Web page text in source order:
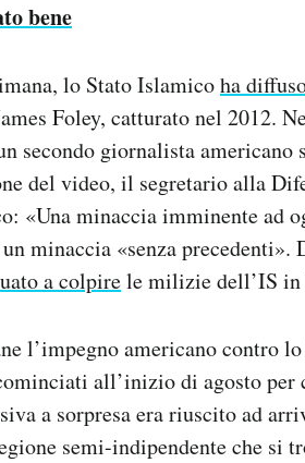
bene
lo Stato Islamicoha
Foley, catturato nel 2012.
secondo giornalista americano
del video, il segretario alla
«Una minaccia imminente ad
minaccia «senza
a colpirele milizie dell’IS in
l’impegno americano contro
all’inizio di agosto per
a sorpresa era riuscito ad
semi-indipendente che si